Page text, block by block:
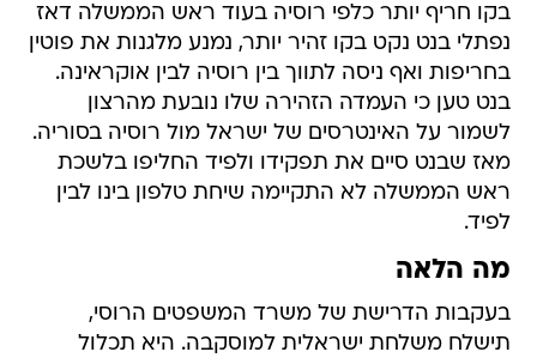
בקו חריף יותר כלפי רוסיה בעוד ראש הממשלה דאז
נפתלי בנט נקט בקו זהיר יותר, נמנע מלגנות את פוטין
בחריפות ואף ניסה לתווך בין רוסיה לבין אוקראינה.
בנט טען כי העמדה הזהירה שלו נובעת מהרצון
לשמור על האינטרסים של ישראל מול רוסיה בסוריה.
מאז שבנט סיים את תפקידו ולפיד החליפו בלשכת
ראש הממשלה לא התקיימה שיחת טלפון בינו לבין
לפיד.
מה הלאה
בעקבות הדרישת של משרד המשפטים הרוסי,
תישלח משלחת ישראלית למוסקבה. היא תכלול